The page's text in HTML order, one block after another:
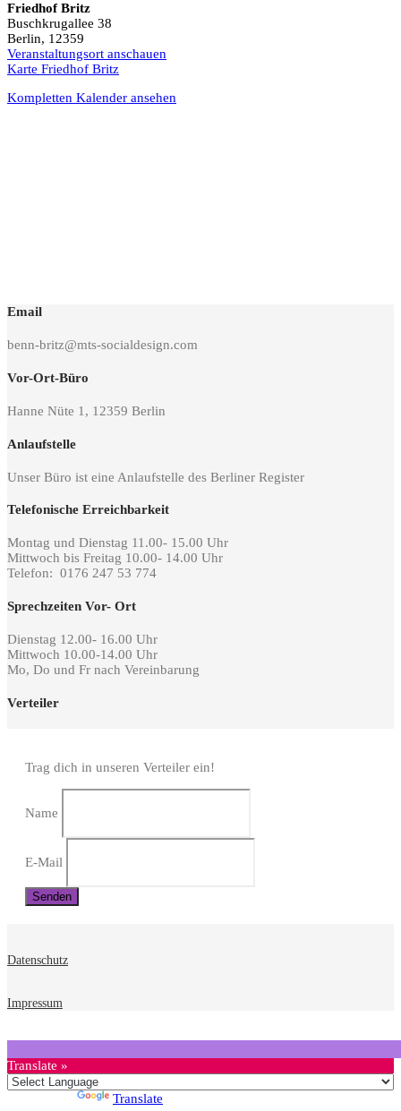
Friedhof Britz
Buschkrugallee 38
Berlin, 12359
Veranstaltungsort anschauen
Karte Friedhof Britz
Kompletten Kalender ansehen
Email
benn-britz@mts-socialdesign.com
Vor-Ort-Büro
Hanne Nüte 1, 12359 Berlin
Anlaufstelle
Unser Büro ist eine Anlaufstelle des Berliner Register
Telefonische Erreichbarkeit
Montag und Dienstag 11.00- 15.00 Uhr
Mittwoch bis Freitag 10.00- 14.00 Uhr
Telefon: 0176 247 53 774
Sprechzeiten Vor- Ort
Dienstag 12.00- 16.00 Uhr
Mittwoch 10.00-14.00 Uhr
Mo, Do und Fr nach Vereinbarung
Verteiler
Trag dich in unseren Verteiler ein!
Name
E-Mail
Datenschutz
Impressum
Translate »
Translate